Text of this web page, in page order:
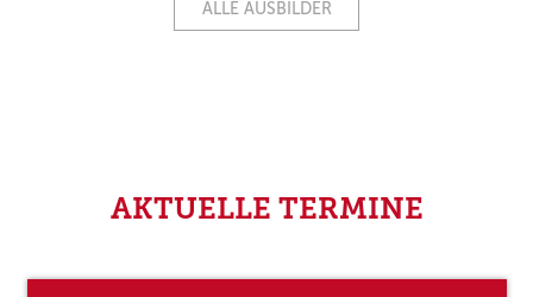
ALLE AUSBILDER
AKTUELLE TERMINE